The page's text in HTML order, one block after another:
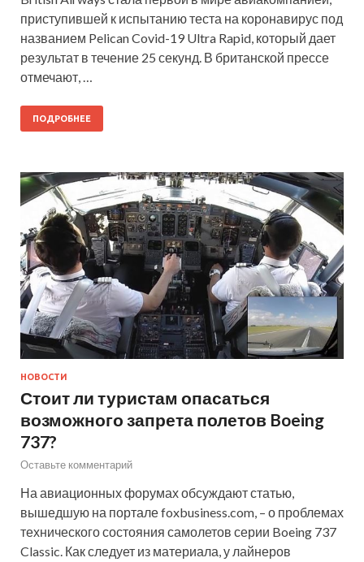
приступившей к испытанию теста на коронавирус под
названием Pelican Covid-19 Ultra Rapid, который дает
результат в течение 25 секунд. В британской прессе
отмечают, …
ПОДРОБНЕЕ
НОВОСТИ
Стоит ли туристам опасаться
возможного запрета полетов Boeing
737?
Оставьте комментарий
На авиационных форумах обсуждают статью,
вышедшую на портале foxbusiness.com, – о проблемах
технического состояния самолетов серии Boeing 737
Classic. Как следует из материала, у лайнеров